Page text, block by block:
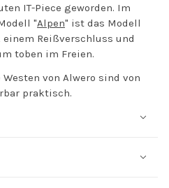
IT-Piece geworden. Im
"Alpen" ist das Modell
Reißverschluss und
toben im Freien.
von Alwero sind von
praktisch.